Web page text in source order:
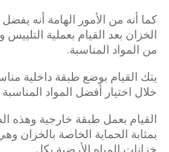
كما أنه من الأمور الهامة أنه
الخزان بعد القيام بعملية التلييس
من المواد المناسبة.
يتك القيام بوضع طبقة داخلية
خلال اختيار أفضل المواد
القيام بعمل طبقة خارجية وهذه
بمثابة الحماية الخاصة
خزانات المياه الأرضية بكل